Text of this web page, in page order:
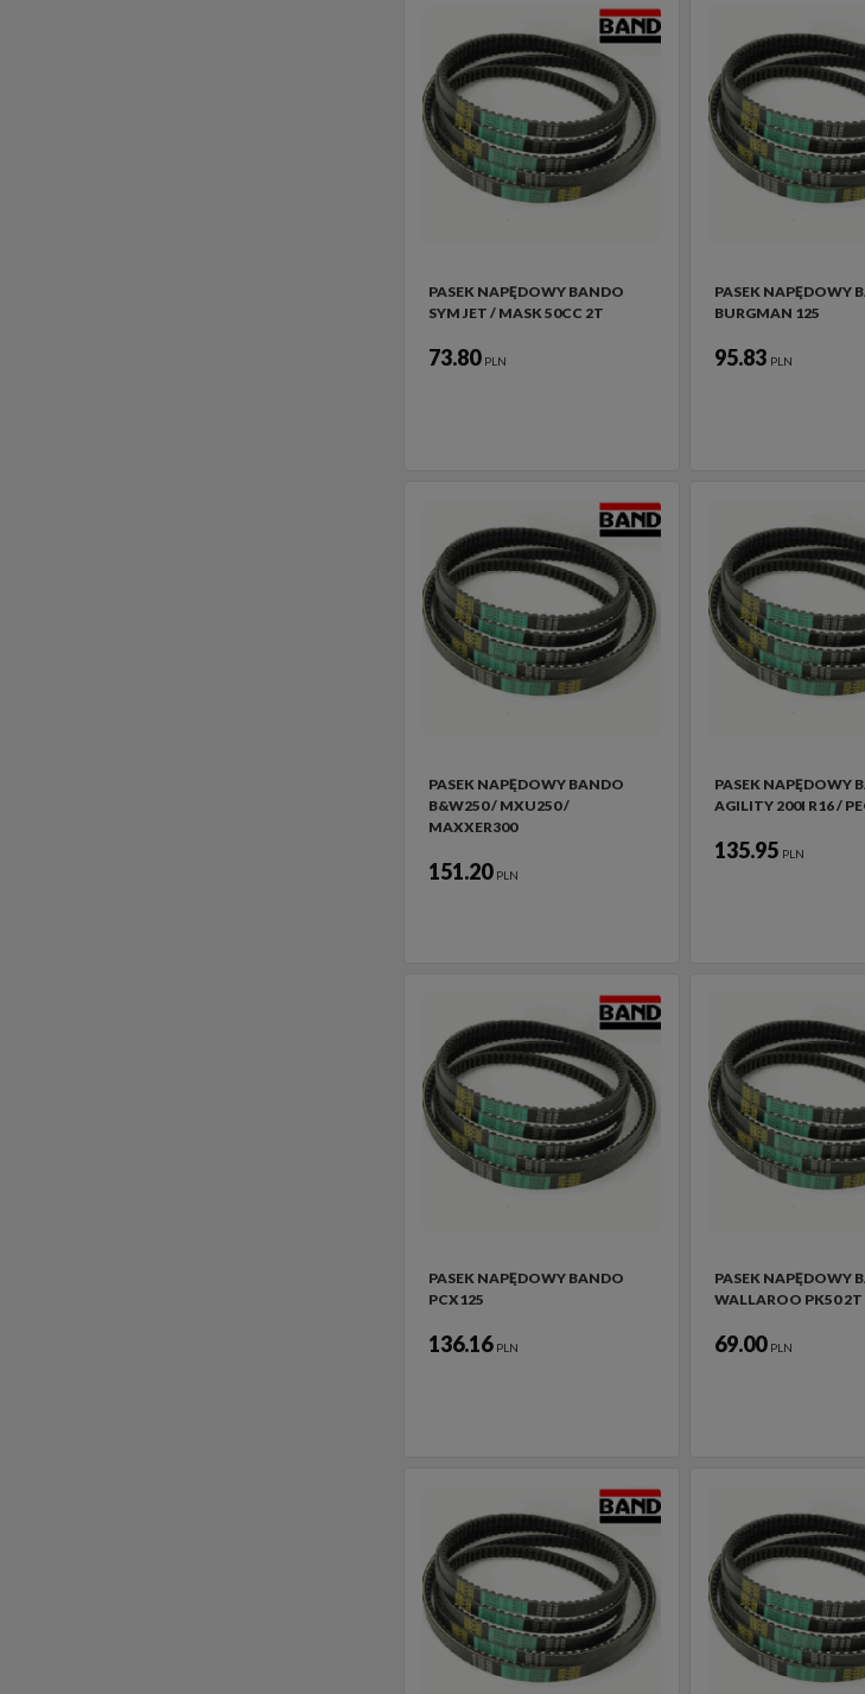
PASEK NAPĘDOWY BANDO
SYM JET / MASK 50CC 2T
73.80 PLN
PASEK NAPĘDOWY
BURGMAN 125
95.83 PLN
PASEK NAPĘDOWY BANDO
B&W250 / MXU250 /
MAXXER300
151.20 PLN
PASEK NAPĘDOWY
AGILITY 200I R16 /
135.95 PLN
PASEK NAPĘDOWY BANDO
PCX125
136.16 PLN
PASEK NAPĘDOWY
WALLAROO PK50 2T
69.00 PLN